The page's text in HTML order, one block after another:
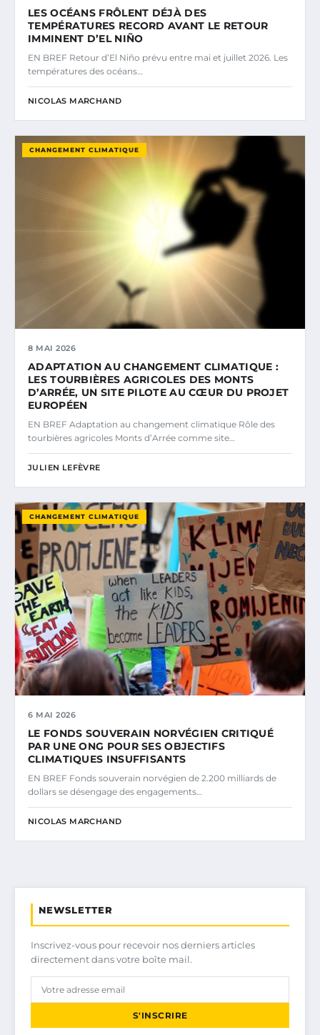
LES OCÉANS FRÔLENT DÉJÀ DES
TEMPÉRATURES RECORD AVANT LE RETOUR
IMMINENT D’EL NIÑO
EN BREF Retour d’El Niño prévu entre mai et juillet 2026. Les
températures des océans…
NICOLAS MARCHAND
CHANGEMENT CLIMATIQUE
8 MAI 2026
ADAPTATION AU CHANGEMENT CLIMATIQUE :
LES TOURBIÈRES AGRICOLES DES MONTS
D’ARRÉE, UN SITE PILOTE AU CŒUR DU PROJET
EUROPÉEN
EN BREF Adaptation au changement climatique Rôle des
tourbières agricoles Monts d’Arrée comme site…
JULIEN LEFÈVRE
CHANGEMENT CLIMATIQUE
6 MAI 2026
LE FONDS SOUVERAIN NORVÉGIEN CRITIQUÉ
PAR UNE ONG POUR SES OBJECTIFS
CLIMATIQUES INSUFFISANTS
EN BREF Fonds souverain norvégien de 2.200 milliards de
dollars se désengage des engagements…
NICOLAS MARCHAND
NEWSLETTER
Inscrivez-vous pour recevoir nos derniers articles
directement dans votre boîte mail.
S'INSCRIRE